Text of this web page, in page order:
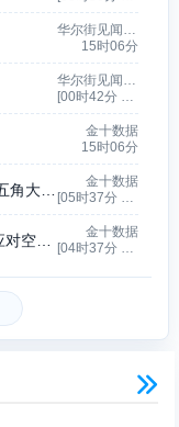
15时06分
金十数据
15时06分
金十数据
金十数据
[04时37分 ~ 07时35分]
